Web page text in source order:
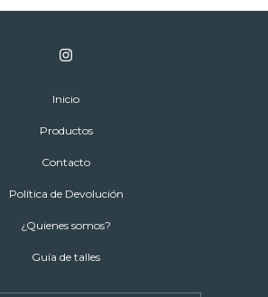
Inicio
Productos
Contacto
Política de Devolución
¿Quienes somos?
Guía de talles